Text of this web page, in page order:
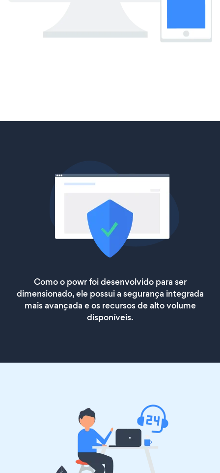
Como o powr foi desenvolvido para ser
dimensionado, ele possui a segurança integrada
mais avançada e os recursos de alto volume
disponíveis.